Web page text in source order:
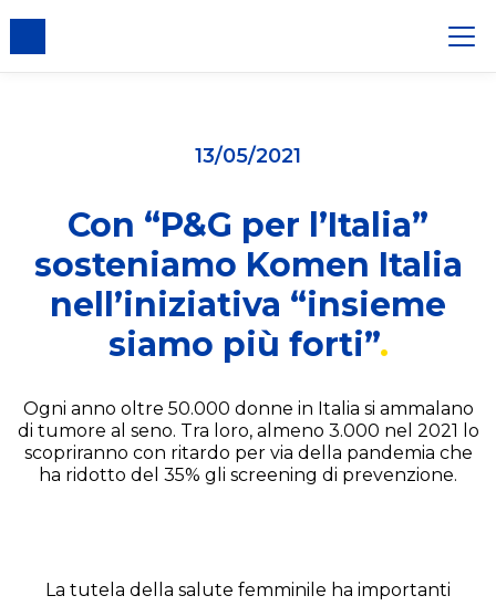
13/05/2021
Con “P&G per l’Italia”
sosteniamo Komen Italia
nell’iniziativa “insieme
siamo più forti”
Ogni anno oltre 50.000 donne in Italia si ammalano
di tumore al seno. Tra loro, almeno 3.000 nel 2021 lo
scopriranno con ritardo per via della pandemia che
ha ridotto del 35% gli screening di prevenzione.
La tutela della salute femminile ha importanti